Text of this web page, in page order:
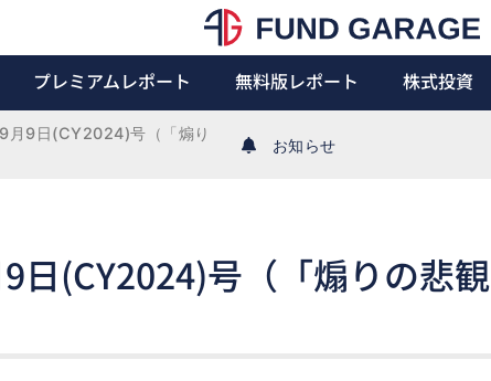
プレミアムレポート 無料版レポート 株式投資
9日(CY2024)号（「煽り
お知らせ
(CY2024)号（「煽りの悲観